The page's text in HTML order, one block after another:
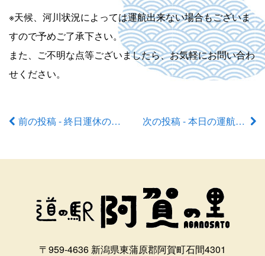
※天候、河川状況によっては運航出来ない場合もございま
すので予めご了承下さい。
また、ご不明な点等ございましたら、お気軽にお問い合わ
せください。
前前の投稿 - 終日運休のお知らせ 次の投稿 - 本日の運航状況
〒959-4636 新潟県東蒲原郡阿賀町石間4301